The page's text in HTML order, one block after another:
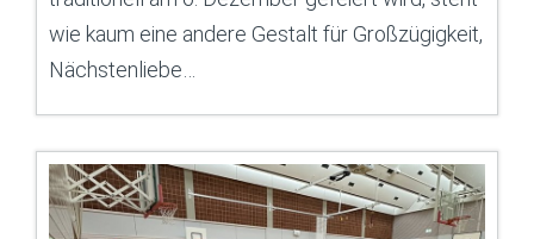
wie kaum eine andere Gestalt für Großzügigkeit,
Nächstenliebe…